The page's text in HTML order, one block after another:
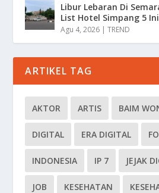
Libur Lebaran Di
List Hotel Simpang 5
Agu 4, 2026 |TREND
ARTIKEL TAG
AKTOR ARTIS BAIM
DIGITAL ERA DIGITAL
INDONESIA IP 7 JEJAK
JOB KESEHATAN